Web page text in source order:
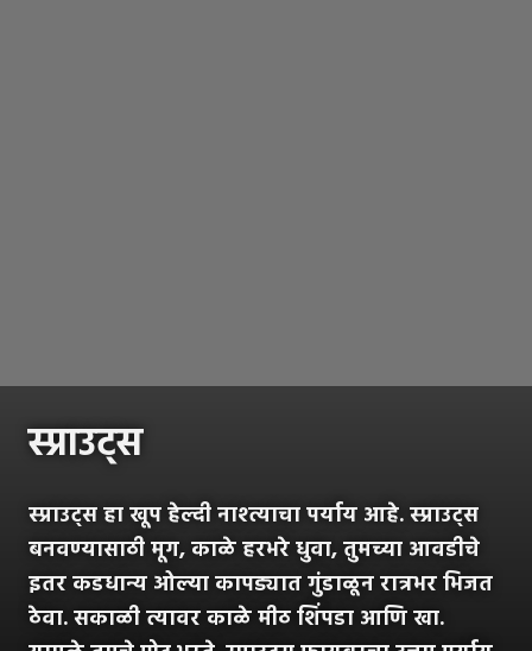
स्प्राउट्स
स्प्राउट्स हा खूप हेल्दी नाश्त्याचा पर्याय आहे. स्प्राउट्स
बनवण्यासाठी मूग, काळे हरभरे धुवा, तुमच्या आवडीचे
इतर कडधान्य ओल्या कापड्यात गुंडाळून रात्रभर भिजत
ठेवा. सकाळी त्यावर काळे मीठ शिंपडा आणि खा.